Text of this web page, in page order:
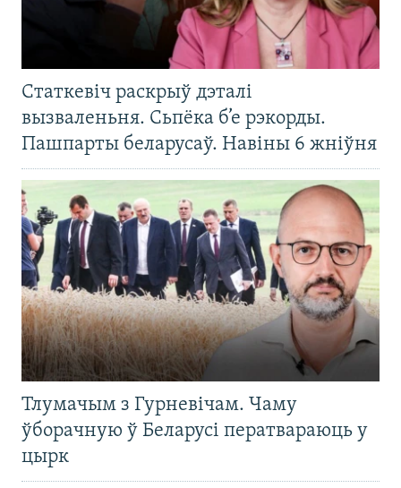
Статкевіч раскрыў дэталі
вызваленьня. Сьпёка б’е рэкорды.
Пашпарты беларусаў. Навіны 6 жніўня
Тлумачым з Гурневічам. Чаму
ўборачную ў Беларусі ператвараюць у
цырк